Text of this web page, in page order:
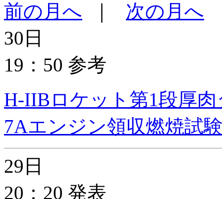
前の月へ
次の月へ
30日
19：50 参考
H-IIBロケット第1段厚
7Aエンジン領収燃焼試
29日
20：20 発表